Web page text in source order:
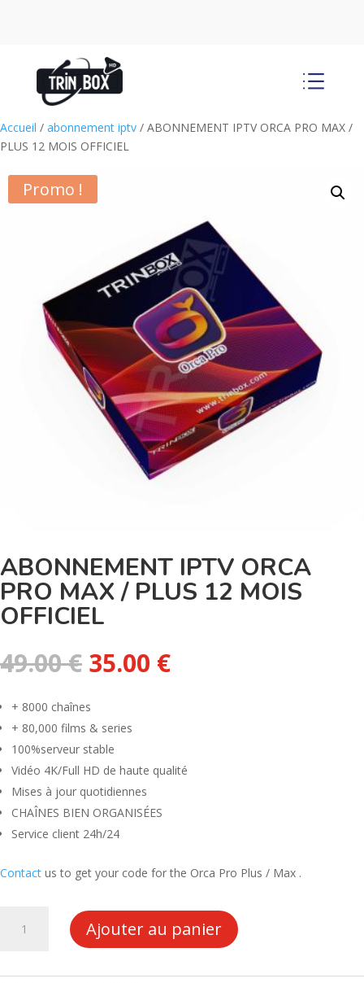
d
Accueil / abonnement iptv / ABONNEMENT IPTV ORCA PRO MAX /
PLUS 12 MOIS OFFICIEL
Promo !
ABONNEMENT IPTV ORCA
PRO MAX / PLUS 12 MOIS
OFFICIEL
49.00€ Le
prix
initial
était :
49.00 €.
35.00 €Le
+ 8000 chaînes
+ 80,000 films & series
100%serveur stable
Vidéo 4K/Full HD de haute qualité
Mises à jour quotidiennes
CHAÎNES BIEN ORGANISÉES
Service client 24h/24
Contact us to get your code for the Orca Pro Plus / Max .
Ajouter au panier